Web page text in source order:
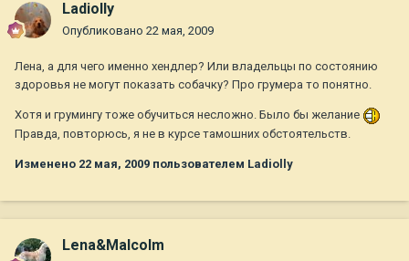
Ladiolly
Опубликовано 22 мая, 2009
Лена, а для чего именно хендлер? Или владельцы по состоянию
здоровья не могут показать собачку? Про грумера то понятно.
Хотя и грумингу тоже обучиться несложно. Было бы желание
Правда, повторюсь, я не в курсе тамошних обстоятельств.
Изменено 22 мая, 2009 пользователем Ladiolly
Lena&Malcolm